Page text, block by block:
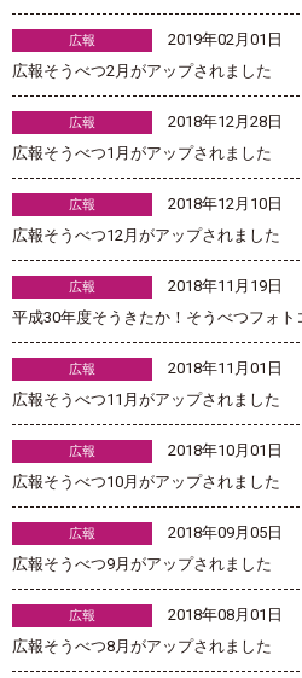
広報
2019年02月01日
広報そうべつ2月がアップされました
広報
2018年12月28日
広報そうべつ1月がアップされました
広報
2018年12月10日
広報そうべつ12月がアップされました
広報
2018年11月19日
平成30年度そうきたか！そうべつフォ
広報
2018年11月01日
広報そうべつ11月がアップされました
広報
2018年10月01日
広報そうべつ10月がアップされました
広報
2018年09月05日
広報そうべつ9月がアップされました
広報
2018年08月01日
広報そうべつ8月がアップされました